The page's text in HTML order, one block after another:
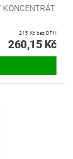
KONCENTRÁT
215 Kč bez DPH
260,15 Kč